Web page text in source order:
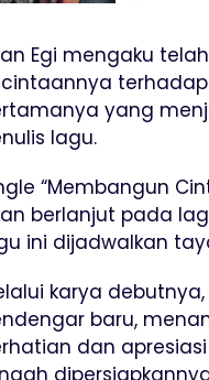
Egi mengaku
yang
lagu.
“Membangun
berlanjut pada
ini dijadwalkan
karya
baru,
dan